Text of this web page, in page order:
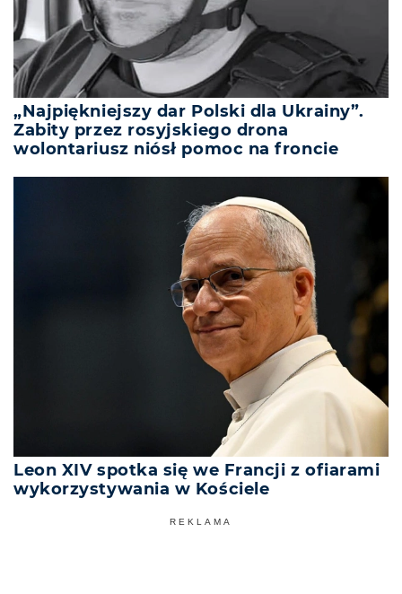
„Najpiękniejszy dar Polski dla Ukrainy”.
Zabity przez rosyjskiego drona
wolontariusz niósł pomoc na froncie
Leon XIV spotka się we Francji z ofiarami
wykorzystywania w Kościele
REKLAMA